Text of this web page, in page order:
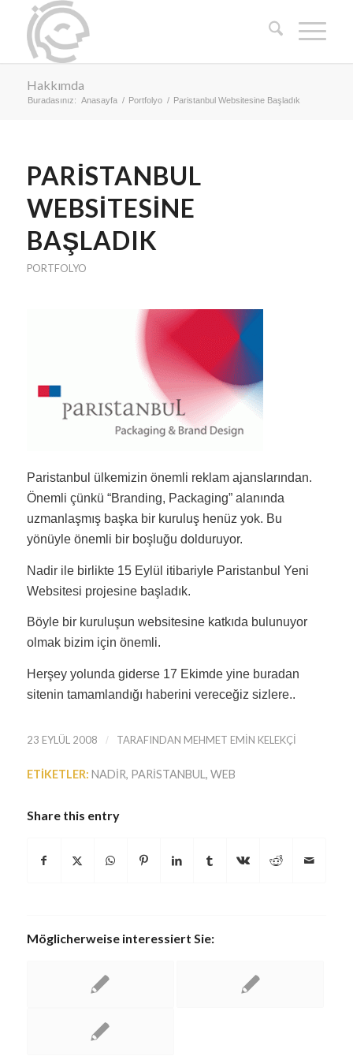
Hakkımda
Buradasınız: Anasayfa / Portfolyo / Paristanbul Websitesine Başladık
PARISTANBUL
WEBSITESINE
BAŞLADIK
PORTFOLYO
Paristanbul ülkemizin önemli reklam ajanslarından.
Önemli çünkü “Branding, Packaging” alanında
uzmanlaşmış başka bir kuruluş henüz yok. Bu
yönüyle önemli bir boşluğu dolduruyor.
Nadir ile birlikte 15 Eylül itibariyle Paristanbul Yeni
Websitesi projesine başladık.
Böyle bir kuruluşun websitesine katkıda bulunuyor
olmak bizim için önemli.
Herşey yolunda giderse 17 Ekimde yine buradan
sitenin tamamlandığı haberini vereceğiz sizlere..
23 EYLÜL 2008 / TARAFINDAN MEHMET EMIN KELEKÇI
ETIKETLER: NADIR, PARISTANBUL, WEB
Share this entry
Möglicherweise interessiert Sie: